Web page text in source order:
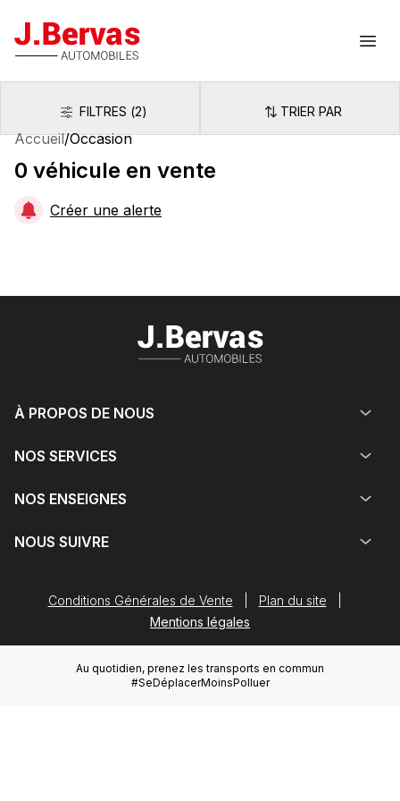
J.Bervas
FiltresFILTRES (2) Trier par
TRIER PAR
Accueil/Occasion
0 véhicule en vente
Créer une alerte
À PROPOS DE NOUS
NOS SERVICES
NOS ENSEIGNES
NOUS SUIVRE
Conditions Générales de Vente Plan du site
Mentions légales
Au quotidien, prenez les transports en commun
#SeDéplacerMoinsPolluer